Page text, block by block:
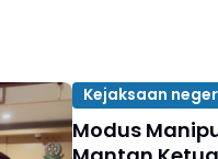
Kejaksaan
Modus